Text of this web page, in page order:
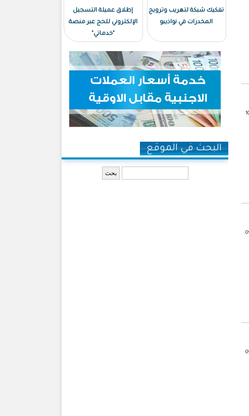
تفكيك شبكة لتهريب وترويج
المخدرات في نواذيبو
إطلاق عميلة التسجيل
الإلكتروني للحج عبر منصة
"خدماتي"
البحث في الموقع